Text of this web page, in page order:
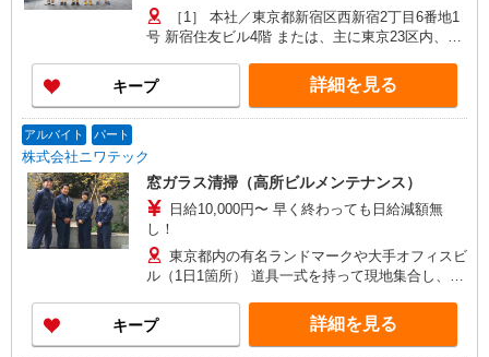
り段階的に昇給 月収例26.1万円（入社2年/基本給
23万円＋資格手当5,000円＋残業手当2.6万円※月
20時間） 年収例360.2万円（上記月収例26.1万円
＋賞与年2回） ［2］日常清掃 月給22万円〜 月
収例24.6万円（入社1年/未経験/基本給22万円＋残
業手当2.6万円※月20時間） 年収例339.2万円（上
［1］ 本社／東京都新宿区西新宿2丁目6番地1
号 新宿住友ビル4階 または、主に東京23区内、関
ンション 各現場へは直行直帰OK！※転居を伴う
転勤はありません。 ［2］東京都内各地にあり！
新宿区周辺エリア ・新宿区西新宿2丁目 ・新宿区
宿6丁目 千代田区周辺エリア ・千代田区外神田3
丁目 ・千代田区神田駿河台2丁目 ・千代田区西神
田3丁目 ・千代田区二番町4丁目 ・千代田区麹町5
丁目 ・千代田区麹町1丁目 ・千代田区一番町 港区
周辺エリア ・港区三田1丁目 ・港区芝浦3丁目 ・
港区赤坂8丁目 文京区（飯田橋）周辺エリア ・文
京区後楽2丁目 台東区周辺エリア ・台東区北上野
央区周辺エリア ・中央区日本橋2丁目 ※すべて駅
から徒歩圏内です！ ※現場状況により、配属現場
が上記と異なる場合がございます。
キープ 詳細を見る
アルバイト パート
株式会社ニワテック
窓ガラス清掃（高所ビルメンテナンス）
日給10,000円〜 早く終わっても日給減額無
し！
東京都内の有名ランドマークや大手オフィスビ
ル（1日1箇所） 道具一式を持って現地集合し、終
栄町）に集合し、車で移動する場合もあり
キープ 詳細を見る